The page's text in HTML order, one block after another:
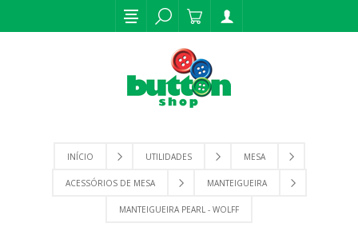
INÍCIO UTILIDADES MESA
ACESSÓRIOS DE MESA MANTEIGUEIRA
MANTEIGUEIRA PEARL - WOLFF